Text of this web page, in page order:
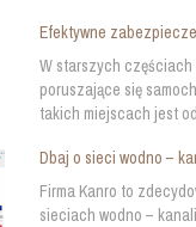
Efektywne
W starszych
poruszające się
takich miejscach jest
Dbaj o sieci wodno –
Firma Kanro to
sieciach wodno –